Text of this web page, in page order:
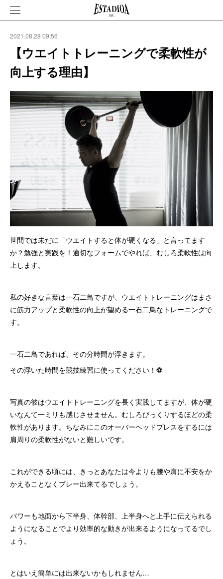
2021.08.28 09:56
【ウエイトトレーニングで柔軟性が
向上する理由】
世間では未だに「ウエイトすると体が硬くなる」と言ってます
か？勉強と実践を！適切なフォームでやれば、むしろ柔軟性は向
上します。
私の好きな言葉は一石二鳥ですが、ウエイトトレーニングはまさ
に筋力アップと柔軟性の向上が望める一石二鳥なトレーニングで
す。
一石二鳥であれば、その分時間が浮きます。
その浮いた時間を競技練習に使ってください！⚽️
写真の彼はウエイトトレーニングを長く実践してますが、体が硬
いなんて一ミリも感じさせません。むしろびっくりするほどの柔
軟性があります。ちなみにこのオーバーヘッドプレスをするには
肩周りの柔軟性がないと難しいです。
これができる頃には、きっとあなたは今よりも腰や肩に不安をか
かえることなくプレー出来てるでしょう。
パワーも地面から下半身、体幹部、上半身へと上手に伝えられる
ようになることでより効率的な動きが出来るようになってるでし
ょう。
とはいえ簡単には出来ないかもしれません…